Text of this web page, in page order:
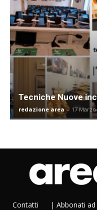
Tecniche Nuove
redazione area - 17 Marzo
Contatti | Abbonati ad